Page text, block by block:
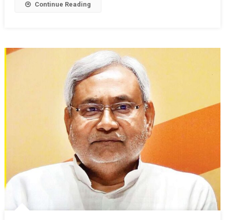
Continue Reading